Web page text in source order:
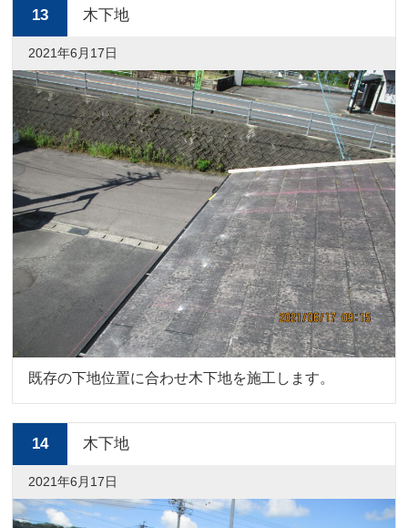
13 木下地
2021年6月17日
既存の下地位置に合わせ木下地を施工します。
14 木下地
2021年6月17日